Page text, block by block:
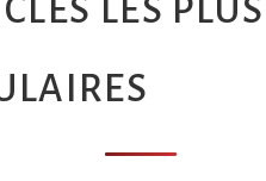
LES PLUS